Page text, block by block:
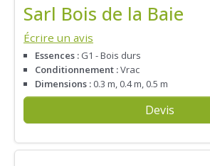
Sarl Bois de la Baie
Écrire un avis
Essences : G1 - Bois durs
Conditionnement :Vrac
Dimensions : 0.3 m, 0.4 m, 0.5 m
Devis